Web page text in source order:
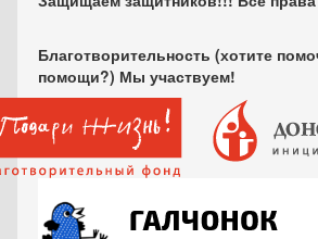
Благотворительность (хотите
помощи?) Мы участвуем!